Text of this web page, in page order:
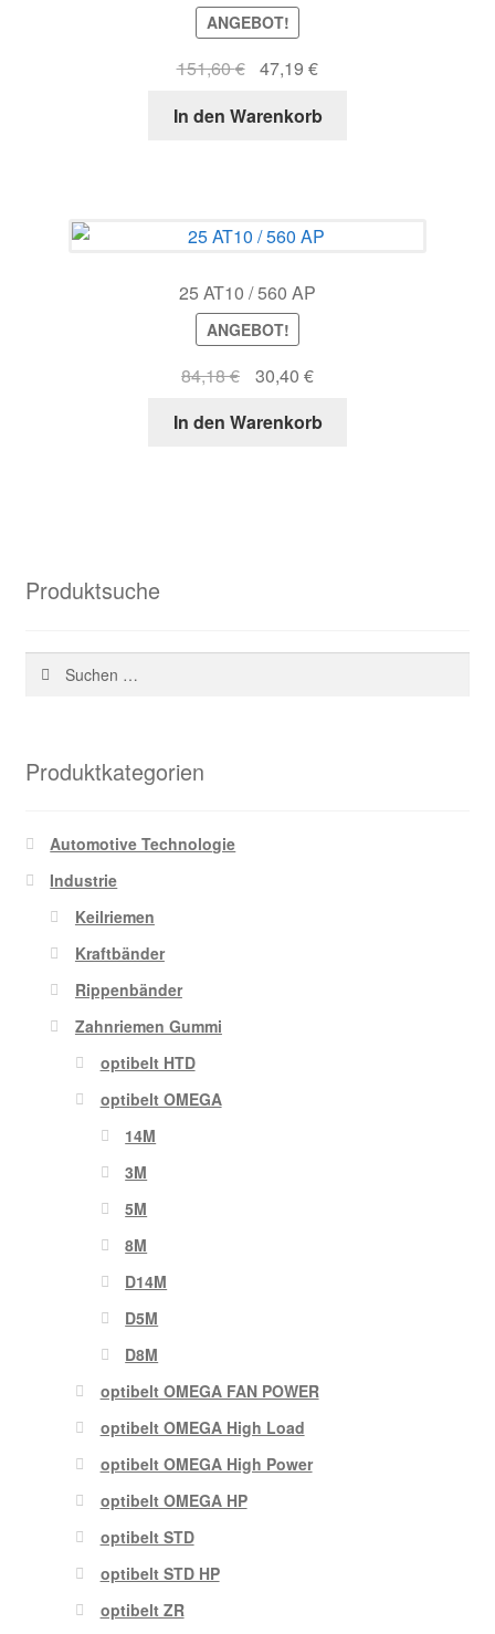
ANGEBOT!
151,60€ Ursprünglicher
war:
47,19€Aktueller
ist:
In den Warenkorb
25 AT10 / 560 AP
ANGEBOT!
84,18€
Ursprünglicher
war:
30,40 €Aktueller
ist:
In den Warenkorb
Produktsuche
Suchen
Produktkategorien
Automotive Technologie
Industrie
Keilriemen
Kraftbänder
Rippenbänder
Zahnriemen Gummi
optibelt HTD
optibelt OMEGA
14M
3M
5M
8M
D14M
D5M
D8M
optibelt OMEGA FAN POWER
optibelt OMEGA High Load
optibelt OMEGA High Power
optibelt OMEGA HP
optibelt STD
optibelt STD HP
optibelt ZR